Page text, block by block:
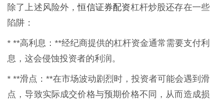
除了上述风险外，恒信证券配资杠杆炒股还存在一些
陷阱：
* **高利息：**经纪商提供的杠杆资金通常需要支付利
息，这会侵蚀投资者的利润。
* **滑点：**在市场波动剧烈时，投资者可能会遇到滑
点，导致实际成交价格与预期价格不同，从而造成损